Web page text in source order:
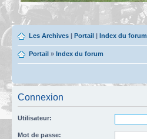
Les Archives | Portail | Index du forum
Portail » Index du forum
Connexion
Utilisateur:
Mot de passe: